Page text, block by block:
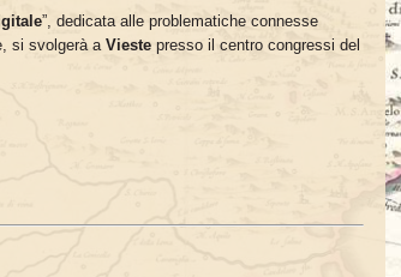
”, dedicata alle problematiche connesse
si svolgerà a Vieste presso il centro congressi del